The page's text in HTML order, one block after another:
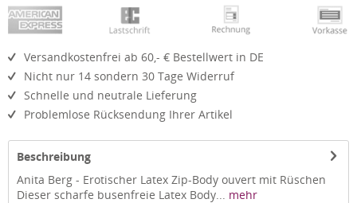
Versandkostenfrei ab 60,- € Bestellwert in DE
Nicht nur 14 sondern 30 Tage Widerruf
Schnelle und neutrale Lieferung
Problemlose Rücksendung Ihrer Artikel
Beschreibung
Anita Berg - Erotischer Latex Zip-Body ouvert mit Rüschen
Dieser scharfe busenfreie Latex Body... mehr